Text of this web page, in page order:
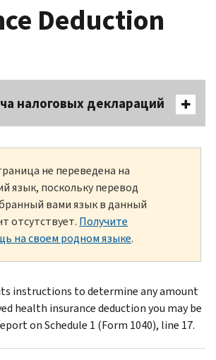
Deduction
налоговых деклараций
не переведена на
язык, поскольку перевод
вами язык в данный
отсутствует. Получите
на своем родном языке.
instructions to determine any amount
health insurance deduction you may be
on Schedule 1 (Form 1040), line 17.